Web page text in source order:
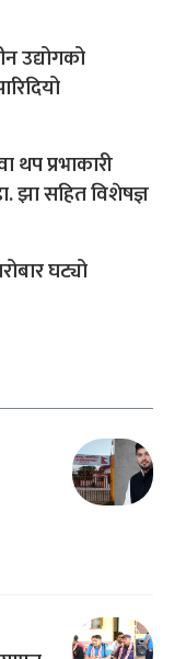
उद्योगको
थप प्रभाकारी
झा सहित विशेषज्ञ
घट्यो